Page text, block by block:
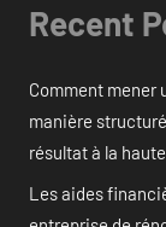
Recent
Comment mener
manière
résultat à la
Les aides